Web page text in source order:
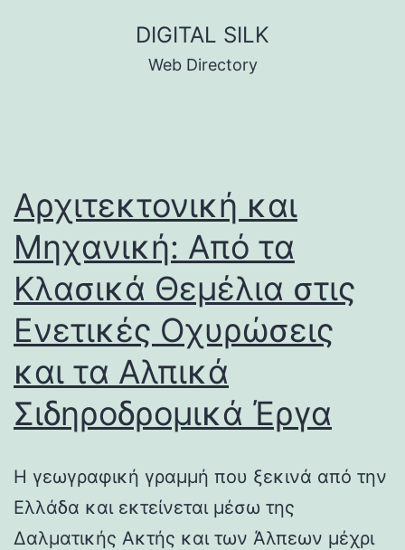
DIGITAL SILK
Web Directory
Αρχιτεκτονική και
Μηχανική: Από τα
Κλασικά Θεμέλια στις
Ενετικές Οχυρώσεις
και τα Αλπικά
Σιδηροδρομικά Έργα
Η γεωγραφική γραμμή που ξεκινά από την
Ελλάδα και εκτείνεται μέσω της
Δαλματικής Ακτής και των Άλπεων μέχρι